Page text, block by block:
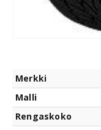
Merkki
Malli
Rengaskoko